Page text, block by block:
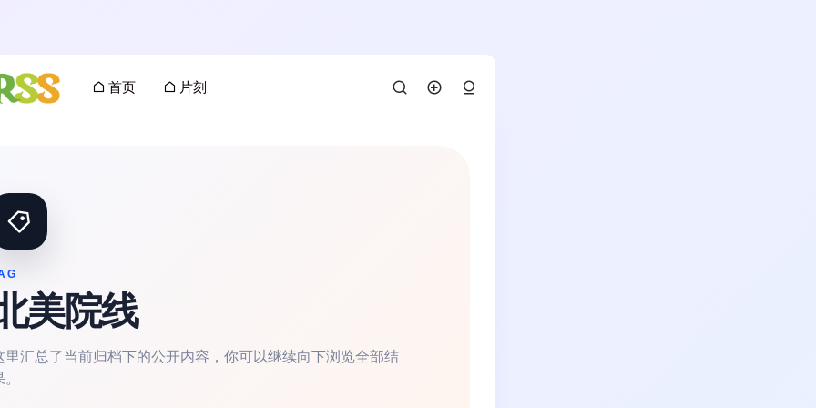
首页 片刻
美院线
里汇总了当前归档下的公开内容，你可以继续向下浏览全部结